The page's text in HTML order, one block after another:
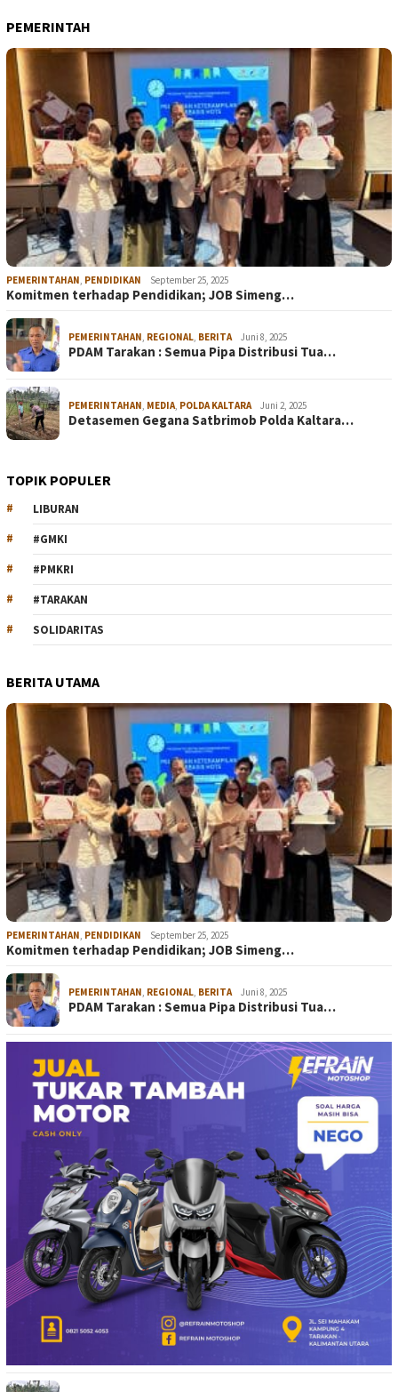
PEMERINTAH
PEMERINTAHAN, PENDIDIKAN September 25, 2025
Komitmen terhadap Pendidikan; JOB Simeng…
PEMERINTAHAN, REGIONAL, BERITA Juni 8, 2025
PDAM Tarakan : Semua Pipa Distribusi Tua…
PEMERINTAHAN, MEDIA, POLDA KALTARA Juni 2, 2025
Detasemen Gegana Satbrimob Polda Kaltara…
TOPIK POPULER
LIBURAN
#GMKI
#PMKRI
#TARAKAN
SOLIDARITAS
BERITA UTAMA
PEMERINTAHAN, PENDIDIKAN September 25, 2025
Komitmen terhadap Pendidikan; JOB Simeng…
PEMERINTAHAN, REGIONAL, BERITA Juni 8, 2025
PDAM Tarakan : Semua Pipa Distribusi Tua…